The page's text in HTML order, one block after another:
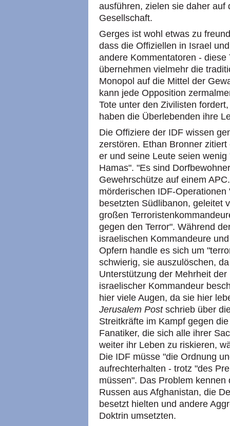
ausführen, zielen sie daher
Gesellschaft.
Gerges ist wohl etwas zu
dass die Offiziellen in Israel
andere Kommentatoren - diese
übernehmen vielmehr die
Monopol auf die Mittel der
kann jede Opposition
Tote unter den Zivilisten
haben die Überlebenden ihre
Die Offiziere der IDF wissen
zerstören. Ethan Bronner
er und seine Leute seien
Hamas". "Es sind
Gewehrschütze auf einem
mörderischen IDF-Operationen
besetzten Südlibanon, geleitet
großen
gegen den Terror". Während
israelischen Kommandeure
Opfern handle es sich um
schwierig, sie auszulöschen,
Unterstützung der Mehrheit
israelischer Kommandeur
hier viele Augen, da sie hier
Jerusalem Postschrieb über
Streitkräfte im Kampf gegen
Fanatiker, die sich alle ihrer
weiter ihr Leben zu riskieren,
Die IDF müsse "die Ordnung
aufrechterhalten - trotz "des
müssen". Das Problem
Russen aus Afghanistan, die
besetzt hielten und andere
Doktrin umsetzten.